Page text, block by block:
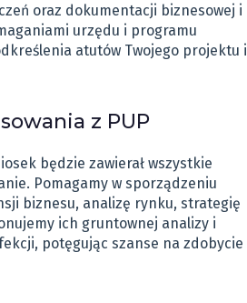
oraz dokumentacji biznesowej i
urzędu i programu
atutów Twojego projektu i
z PUP
będzie zawierał wszystkie
Pomagamy w sporządzeniu
biznesu, analizę rynku, strategię
ich gruntownej analizy i
potęgując szanse na zdobycie